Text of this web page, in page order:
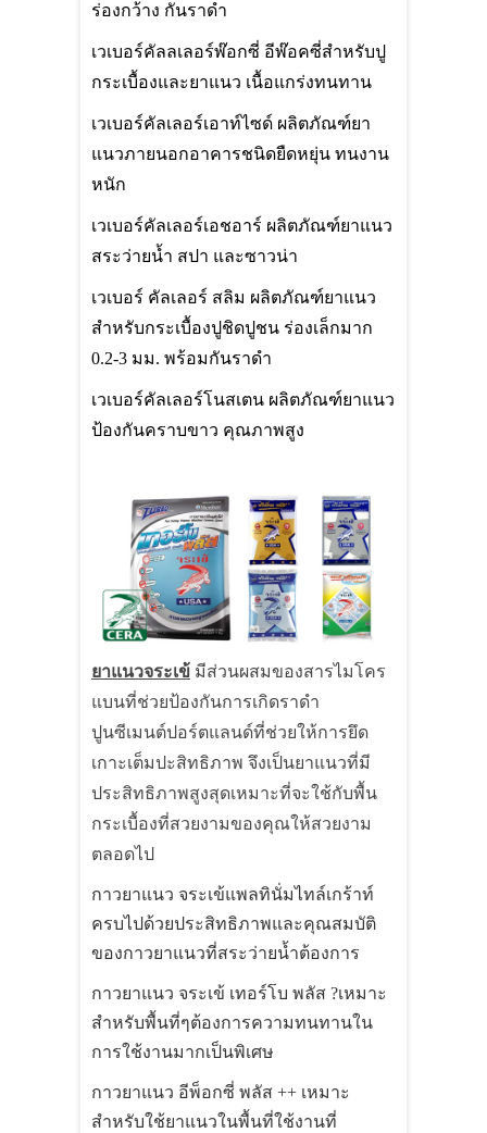
ร่องกว้าง กันราดำ
เวเบอร์คัลลเลอร์พ๊อกซี่ อีพ๊อคซี่สำหรับปู
กระเบื้องและยาแนว เนื้อแกร่งทนทาน
เวเบอร์คัลเลอร์เอาท์ไซด์ ผลิตภัณฑ์ยา
แนวภายนอกอาคารชนิดยืดหยุ่น ทนงาน
หนัก
เวเบอร์คัลเลอร์เอชอาร์ ผลิตภัณฑ์ยาแนว
สระว่ายน้ำ สปา และซาวน่า
เวเบอร์ คัลเลอร์ สลิม ผลิตภัณฑ์ยาแนว
สำหรับกระเบื้องปูชิดปูชน ร่องเล็กมาก
0.2-3 มม. พร้อมกันราดำ
เวเบอร์คัลเลอร์โนสเตน ผลิตภัณฑ์ยาแนว
ป้องกันคราบขาว คุณภาพสูง
ยาแนวจระเข้ มีส่วนผสมของสารไมโคร
แบนที่ช่วยป้องกันการเกิดราดำ
ปูนซีเมนต์ปอร์ตแลนด์ที่ช่วยให้การยึด
เกาะเต็มปะสิทธิภาพ จึงเป็นยาแนวที่มี
ประสิทธิภาพสูงสุดเหมาะที่จะใช้กับพื้น
กระเบื้องที่สวยงามของคุณให้สวยงาม
ตลอดไป
กาวยาแนว จระเข้แพลทินั่มไทล์เกร้าท์
ครบไปด้วยประสิทธิภาพและคุณสมบัติ
ของกาวยาแนวที่สระว่ายน้ำต้องการ
กาวยาแนว จระเข้ เทอร์โบ พลัส ?เหมาะ
สำหรับพื้นที่ๆต้องการความทนทานใน
การใช้งานมากเป็นพิเศษ
กาวยาแนว อีพ็อกซี่ พลัส ++ เหมาะ
สำหรับใช้ยาแนวในพื้นที่ใช้งานที่